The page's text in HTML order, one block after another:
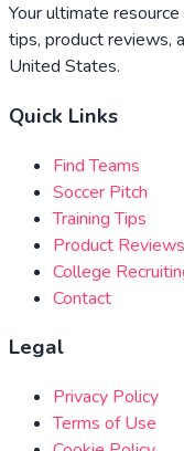
Your ultimate
tips, product reviews,
United States.
Quick Links
Find Teams
Soccer Pitch
Training Tips
Product Reviews
College
Contact
Legal
Privacy Policy
Terms of Use